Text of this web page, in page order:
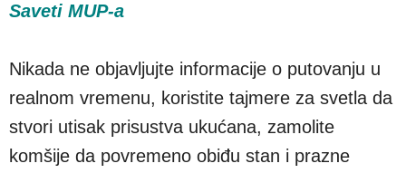
Saveti MUP-a
Nikada ne objavljujte informacije o putovanju u
realnom vremenu, koristite tajmere za svetla da
stvori utisak prisustva ukućana, zamolite
komšije da povremeno obiđu stan i prazne